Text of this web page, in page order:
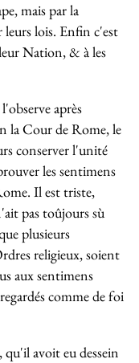
mais par la
leurs lois. Enfin c'est
Nation, & à les
après
la Cour de Rome, le
conserver l'unité
les sentimens
Il est triste,
pas toûjours sù
plusieurs
religieux, soient
aux sentimens
comme de foi
avoit eu dessein